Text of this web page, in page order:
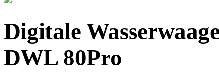
Digitale
DWL 80Pro